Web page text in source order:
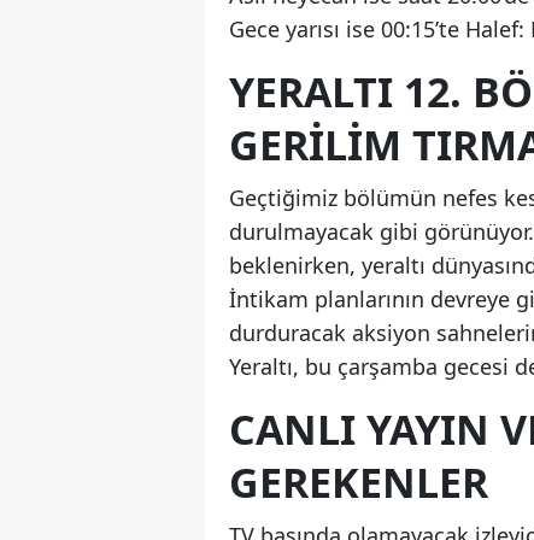
Gece yarısı ise 00:15’te
YERALTI 12.
GERILIM
Geçtiğimiz bölümün nefes
durulmayacak gibi
beklenirken, yeraltı
İntikam planlarının devreye
durduracak aksiyon
Yeraltı, bu çarşamba gecesi
CANLI YAYIN
GEREKENLER